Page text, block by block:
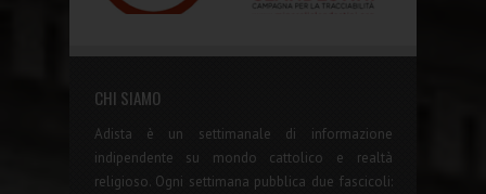
CHI SIAMO
Adista è un settimanale di informazione
indipendente su mondo cattolico e realtà
religioso. Ogni settimana pubblica due fascicoli: